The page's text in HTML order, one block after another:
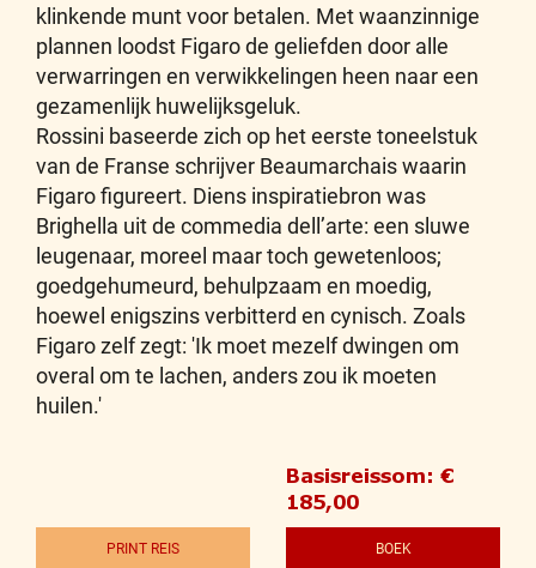
klinkende munt voor betalen. Met waanzinnige
plannen loodst Figaro de geliefden door alle
verwarringen en verwikkelingen heen naar een
gezamenlijk huwelijksgeluk.
Rossini baseerde zich op het eerste toneelstuk
van de Franse schrijver Beaumarchais waarin
Figaro figureert. Diens inspiratiebron was
Brighella uit de commedia dell’arte: een sluwe
leugenaar, moreel maar toch gewetenloos;
goedgehumeurd, behulpzaam en moedig,
hoewel enigszins verbitterd en cynisch. Zoals
Figaro zelf zegt: 'Ik moet mezelf dwingen om
overal om te lachen, anders zou ik moeten
huilen.'
Basisreissom: €
185,00
PRINT REIS BOEK